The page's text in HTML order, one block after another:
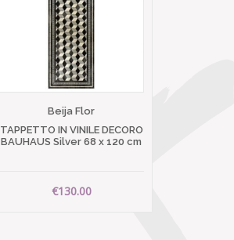
Beija Flor
TAPPETTO IN VINILE DECORO
BAUHAUS Silver 68 x 120 cm
€130.00